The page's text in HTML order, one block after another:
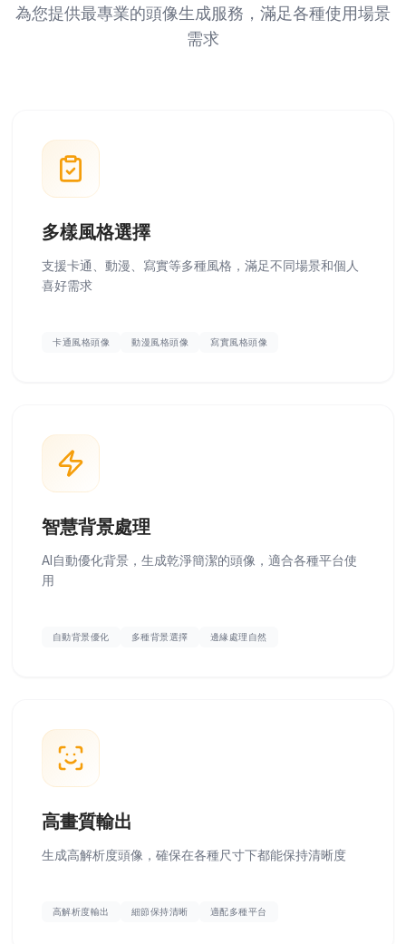
為您提供最專業的頭像生成服務，滿足各種使用場景
需求
多樣風格選擇
支援卡通、動漫、寫實等多種風格，滿足不同場景和個人
喜好需求
卡通風格頭像 動漫風格頭像 寫實風格頭像
智慧背景處理
AI自動優化背景，生成乾淨簡潔的頭像，適合各種平台使
用
自動背景優化 多種背景選擇 邊緣處理自然
高畫質輸出
生成高解析度頭像，確保在各種尺寸下都能保持清晰度
高解析度輸出 細節保持清晰 適配多種平台